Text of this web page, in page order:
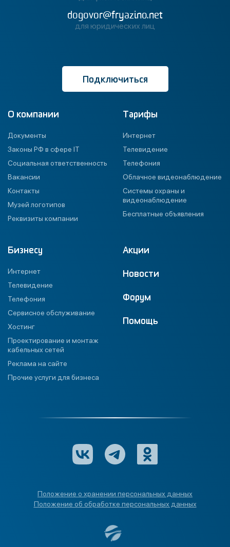
dogovor@fryazino.net
для юридических лиц
Подключиться
О компании
Документы
Законы РФ в сфере IT
Социальная ответственность
Вакансии
Контакты
Музей логотипов
Реквизиты компании
Тарифы
Интернет
Телевидение
Телефония
Облачное видеонаблюдение
Системы охраны и
видеонаблюдение
Бесплатные объявления
Бизнесу
Интернет
Телевидение
Телефония
Сервисное обслуживание
Хостинг
Проектирование и монтаж
кабельных сетей
Реклама на сайте
Прочие услуги для бизнеса
Акции
Новости
Форум
Помощь
Положение о хранении персональных данных
Положение об обработке персональных данных